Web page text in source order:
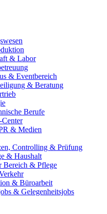
& Labor
& Eventbereich
& Beratung
Berufe
& Medien
Controlling & Prüfung
& Haushalt
Bereich & Pflege
& Büroarbeit
& Gelegenheitsjobs